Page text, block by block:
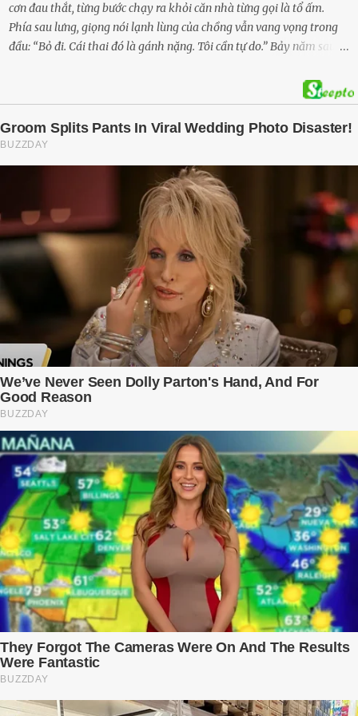
cơn đau thắt, từng bước chạy ra khỏi căn nhà từng gọi là tổ ấm.
Phía sau lưng, giọng nói lạnh lùng của chồng vẫn vang vọng trong
đầu: “Bỏ đi. Cái thai đó là gánh nặng. Tôi cần tự do.” Bảy năm sau,
kế hoạch được chuẩn bị kỹ lưỡng để người đàn ông phản bội ấy
phải trả giá … Hà Nội, mùa thu năm 2018, cái lạnh len lỏi qua từng
khe cửa gỗ cũ kỹ. Trong một căn biệt thự sang trọng ở phố Tây Hồ,
Ngọc Anh ngồi lặng lẽ trên ghế sofa, tay đặt lên bụng – nơi hai sinh
phải sống trong sợ hãi khi mang thai, đặc biệt là sợ… chính chồng
mình. Trí – người chồng mà cô từng yêu đến mù quáng, đã không
còn là người đàn ông của ngày đầu. Thành đạt, quyền lực, nhưng
cũng dối trá và lạnh lùng. Gần đây, anh hay về muộn, thậm chí có
đêm không về. Và rồi, trong một bữa cơm tối vắng lặng, Trí ném
xuống bàn ly n...